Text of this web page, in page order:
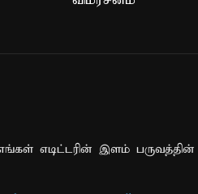
எடிட்டரின் இளம் பருவத்தின்